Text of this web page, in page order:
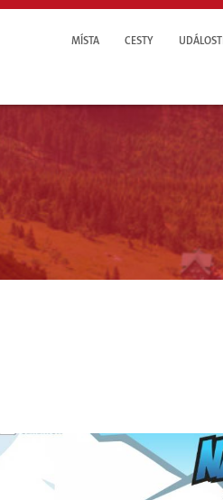
MÍSTA CESTY UDÁLOSTI